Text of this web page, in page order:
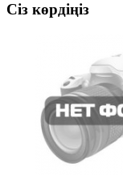
Сіз көрдіңіз